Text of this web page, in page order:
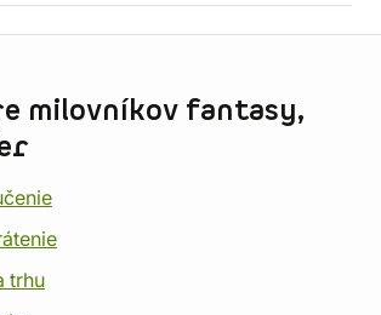
milovníkov fantasy,
trhu